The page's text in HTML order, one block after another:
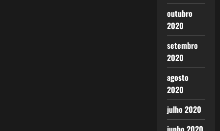
outubro
2020
setembro
2020
agosto
2020
julho 2020